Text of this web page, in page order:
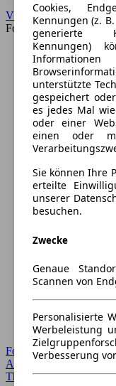
VW
Forum
Forum Startseite
Alle Auto-Foren
Themen-Forum
Cookies,
Kennungen (z.
generierte
Kennungen)
unterstützte
gespeichert
es jedes Mal
oder einer
einen oder
Sie können Ihre
erteilte
unserer
besuchen.
Zwecke
Genaue
Scannen von
Personalisierte
Werbeleistung
Verbesserung